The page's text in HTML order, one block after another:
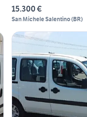
15.300 €
San Michele Salentino(BR)